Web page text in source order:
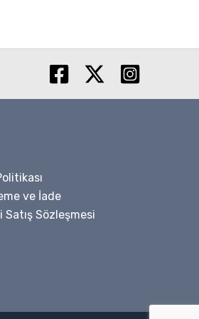
ve İade
Satış Sözleşmesi